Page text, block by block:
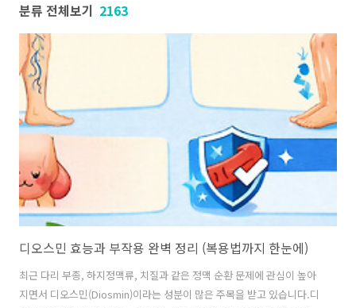
분류 전체보기 2163
디오스민 효능과 부작용 완벽 정리 (복용법까지 한눈에)
최근 다리 부종, 하지정맥류, 치질과 같은 정맥 순환 문제에 관심이 높아
지면서 디오스민(Diosmin)이라는 성분이 많은 주목을 받고 있습니다.디